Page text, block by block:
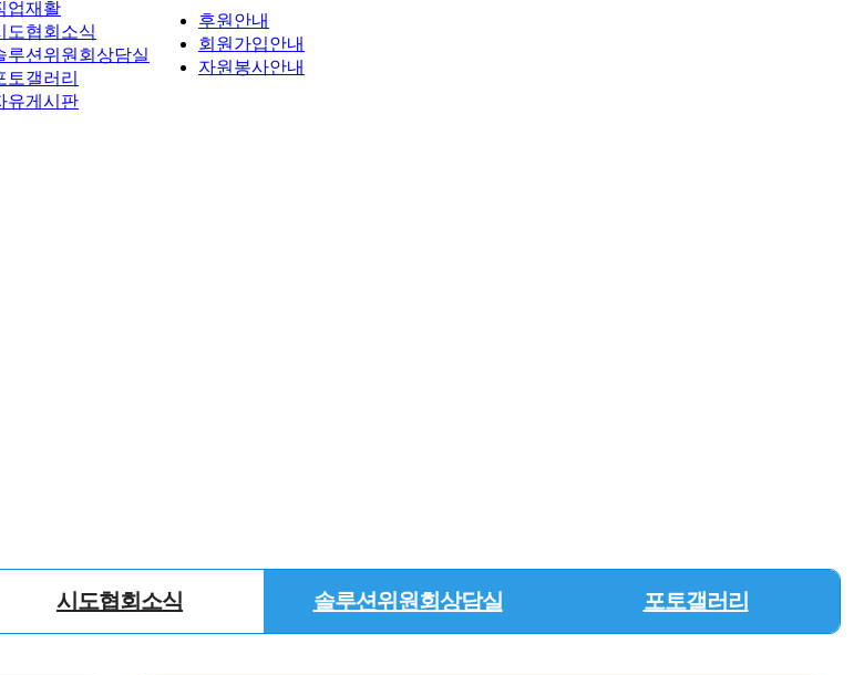
업재활
도협회소식
루션위원회상담실
토갤러리
유게시판
후원안내
회원가입안내
자원봉사안내
시도협회소식 솔루션위원회상담실 포토갤러리